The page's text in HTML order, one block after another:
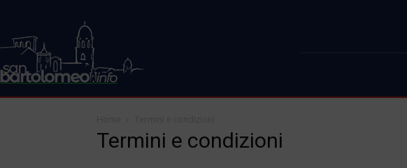
Termini e condizioni